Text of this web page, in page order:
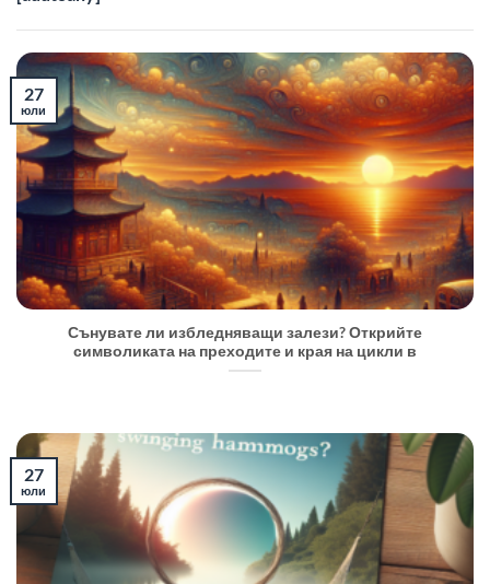
Сънувате ли избледняващи залези? Открийте
символиката на преходите и края на цикли в
27
юли
27
юли